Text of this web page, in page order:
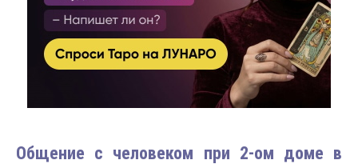
Общение с человеком при 2-ом доме в